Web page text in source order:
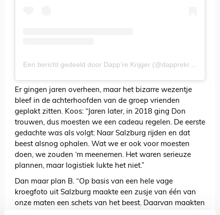
Een bericht gedeeld door Dapp’re Krijger (@dapprekrijger)
Er gingen jaren overheen, maar het bizarre wezentje
bleef in de achterhoofden van de groep vrienden
geplakt zitten. Koos: “Jaren later, in 2018 ging Don
trouwen, dus moesten we een cadeau regelen. De eerste
gedachte was als volgt: Naar Salzburg rijden en dat
beest alsnog ophalen. Wat we er ook voor moesten
doen, we zouden ‘m meenemen. Het waren serieuze
plannen, maar logistiek lukte het niet.”
Dan maar plan B. “Op basis van een hele vage
kroegfoto uit Salzburg maakte een zusje van één van
onze maten een schets van het beest. Daarvan maakten